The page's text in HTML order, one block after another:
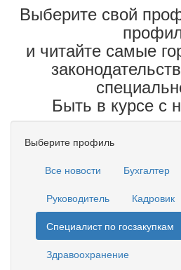
Выберите свой
и читайте самые
Быть в курсе с
Выберите профиль
Все новости
Бухгалтер
Руководитель
Кадровик
Специалист по госзакупкам
Здравоохранение